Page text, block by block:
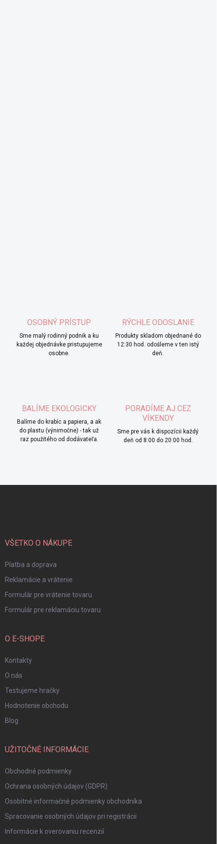
OSOBNÝ PRÍSTUP
Sme malý rodinný podnik a ku
každej objednávke pristupujeme
osobne.
RÝCHLE ODOSLANIE
Produkty skladom objednané do
12:30 hod. odošleme v ten istý
deň.
BALÍME EKOLOGICKY
Balíme do krabíc a papiera, a ak
do plastu (výnimočne) - tak už
raz použitého od dodávateľa.
PORADÍME AJ CEZ
VÍKENDY
Sme pre vás k dispozícii každý
deň od 8:00 do 20:00 hod.
VŠETKO O NÁKUPE
Platba a doprava
Reklamácie a vrátenie
Formulár pre vrátenie tovaru
Formulár pre reklamáciu tovaru
O E-SHOPE
Kontakty
O nás
Testujeme hračky
Hodnotenie obchodu
Blog
UŽITOČNÉ INFORMÁCIE
Obchodné podmienky
Ochrana osobných údajov (GDPR)
Osobitné informačné podmienky obchodníka
Spracovanie osobných údajov pri registrácii
Informácie k overovaniu recenzií